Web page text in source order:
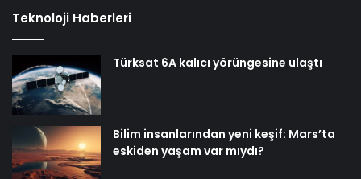
Teknoloji Haberleri
Türksat 6A kalıcı yörüngesine ulaştı
Bilim insanlarından yeni keşif: Mars’ta
eskiden yaşam var mıydı?